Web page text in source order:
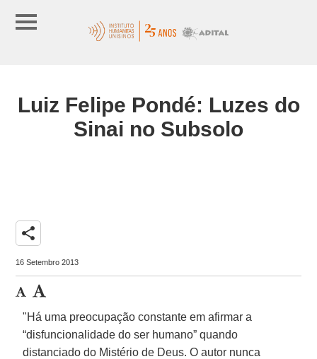
Luiz Felipe Pondé: Luzes do
Sinai no Subsolo
share
16 Setembro 2013
"Há uma preocupação constante em afirmar a
“disfuncionalidade do ser humano” quando
distanciado do Mistério de Deus. O autor nunca